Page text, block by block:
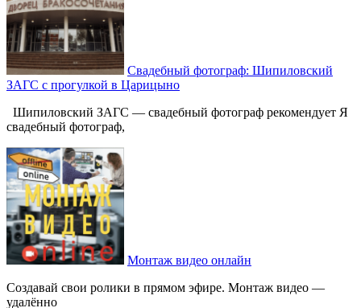
Свадебный фотограф: Шипиловский
ЗАГС с прогулкой в Царицыно
Шипиловский ЗАГС — свадебный фотограф рекомендует Я
свадебный фотограф,
Монтаж видео онлайн
Создавай свои ролики в прямом эфире. Монтаж видео —
удалённо